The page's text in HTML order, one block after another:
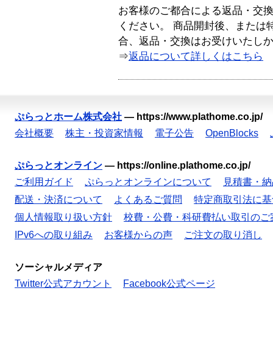
お客様のご都合による返品・交
ください。 商品開封後、または
合、返品・交換はお受けいたし
⇒返品について詳しくはこちら
ぷらっとホーム株式会社 — https://www.plathome.co.jp/
会社概要
株主・投資家情報 電子公告 OpenBlocks
ぷらっとオンライン — https://online.plathome.co.jp/
ご利用ガイド
ぷらっとオンラインについて
見積書・
配送・決済について
よくあるご質問
特定商取引法に
個人情報取り扱い方針
校費・公費・科研費払い取引のご
IPv6への取り組み
お客様からの声 ご注文の取り消し
ソーシャルメディア
Twitter公式アカウント
Facebook公式ページ